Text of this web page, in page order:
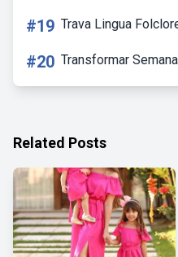
#19 Trava Lingua
#20 Transformar
Related Posts